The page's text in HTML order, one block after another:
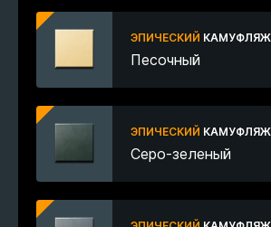
ЭПИЧЕСКИЙ КАМУФЛЯЖ
Песочный
ЭПИЧЕСКИЙ КАМУФЛЯЖ
Серо-зеленый